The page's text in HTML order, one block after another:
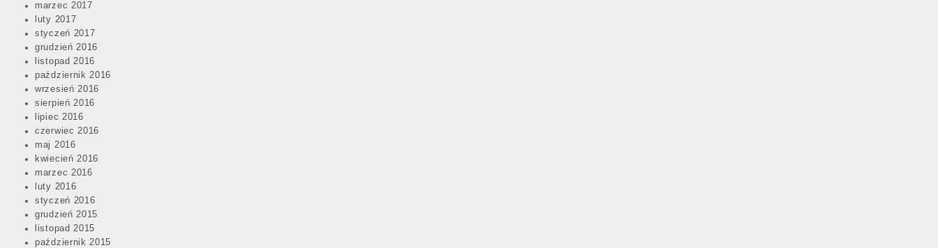
marzec 2017
luty 2017
styczeń 2017
grudzień 2016
listopad 2016
październik 2016
wrzesień 2016
sierpień 2016
lipiec 2016
czerwiec 2016
maj 2016
kwiecień 2016
marzec 2016
luty 2016
styczeń 2016
grudzień 2015
listopad 2015
październik 2015